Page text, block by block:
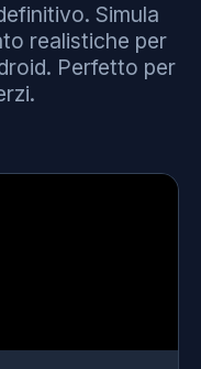
Simula
realistiche per
Perfetto per